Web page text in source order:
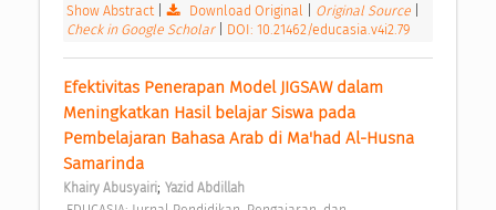
Show Abstract
Download Original Original Source
Check in Google Scholar
DOI: 10.21462/educasia.v4i2.79
Efektivitas Penerapan Model JIGSAW dalam
Meningkatkan Hasil belajar Siswa pada
Pembelajaran Bahasa Arab di Ma'had Al-Husna
Samarinda
Khairy Abusyairi; Yazid Abdillah